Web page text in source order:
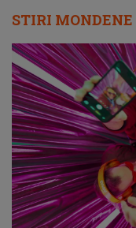
STIRI MONDENE